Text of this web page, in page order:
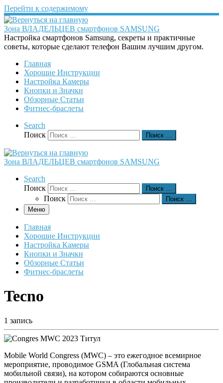
Перейти к содержимому
Зона ВЛАДЕЛЬЦЕВ смартфонов SAMSUNG
Настройка смартфонов Samsung, секреты и практичные
советы, которые сделают телефон Вашим лучшим другом.
Главная
Хорошие Инструкции
Настройка Камеры
Кнопки и Значки
Обзорные Статьи
Фитнес-браслеты
Search
Поиск
Поиск …
Зона ВЛАДЕЛЬЦЕВ смартфонов SAMSUNG
Search
Поиск
Поиск …
Поиск
Поиск …
Меню
Главная
Хорошие Инструкции
Настройка Камеры
Кнопки и Значки
Обзорные Статьи
Фитнес-браслеты
Tecno
1 запись
Mobile World Congress (MWC) – это ежегодное всемирное
мероприятие, проводимое GSMA (Глобальная система
мобильной связи), на котором собираются основные